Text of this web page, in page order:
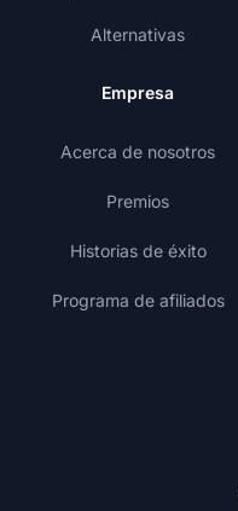
Alternativas
Empresa
Acerca de nosotros
Premios
Historias de éxito
Programa de afiliados